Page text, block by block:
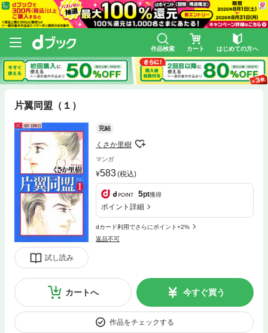
作品検索 カート はじめての方へ
片翼同盟（１）
試し読み
完結
くさか里樹
マンガ
583(税込)
5pt獲得
ポイント詳細
dカード利用でさらにポイント+2%
返品不可
カートへ 今すぐ買う
作品をチェックする